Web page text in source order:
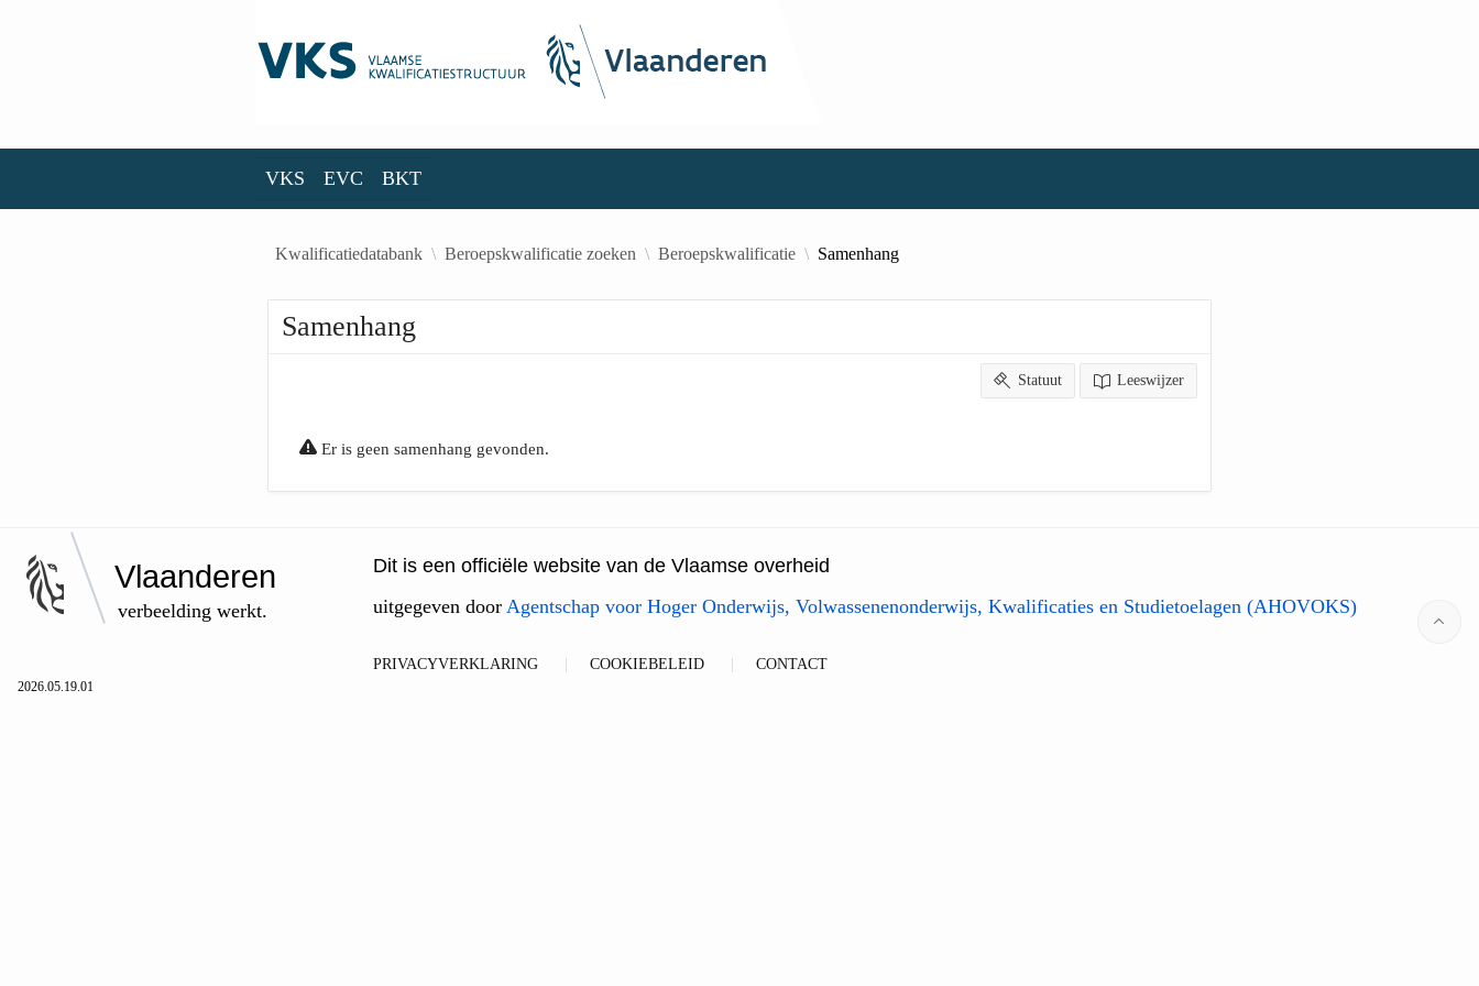
VKS EVC BKT
Kwalificatiedatabank Beroepskwalificatie zoeken Beroepskwalificatie Samenhang
Samenhang
Statuut Leeswijzer
Er is geen samenhang gevonden.
Vlaanderen
verbeelding werkt.
Dit is een officiële website van de Vlaamse overheid
uitgegeven door Agentschap voor Hoger Onderwijs, Volwassenenonderwijs, Kwalificaties en Studietoelagen (AHOVOKS)
PRIVACYVERKLARING COOKIEBELEID CONTACT
2026.05.19.01